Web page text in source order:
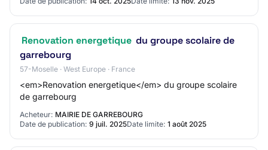
Renovation energetique du groupe scolaire de
garrebourg
57-Moselle · West Europe · France
<em>Renovation energetique</em> du groupe scolaire
de garrebourg
Acheteur: MAIRIE DE GARREBOURG
Date de publication: 9 juil. 2025Date limite: 1 août 2025